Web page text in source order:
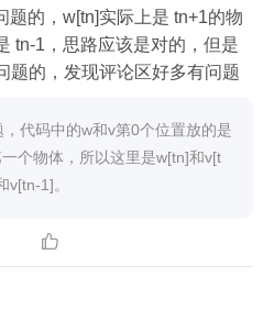
int[N+1][W+1];
< N+1; i++) {
题的，w[tn]实际上是 tn+1的物
tn-1，思路应该是对的，但是
代码中的w和v第0个位置放的是
个物体，所以这里是w[tn]和v[t
v[tn-1]。
